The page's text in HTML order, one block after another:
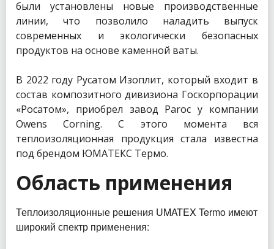
были установлены новые производственные
линии, что позволило наладить выпуск
современных и экологически безопасных
продуктов на основе каменной ваты.
В 2022 году Русатом Изоплит, который входит в
состав композитного дивизиона Госкорпорации
«Росатом», приобрел завод Paroc у компании
Owens Corning. С этого момента вся
теплоизоляционная продукция стала известна
под брендом ЮМАТЕКС Термо.
Область применения
Теплоизоляционные решения UMATEX Termo имеют
широкий спектр применения: